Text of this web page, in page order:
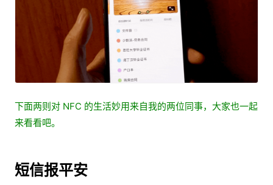
下面两则对 NFC 的生活妙用来自我的两位同事，大家也一起
来看看吧。
短信报平安